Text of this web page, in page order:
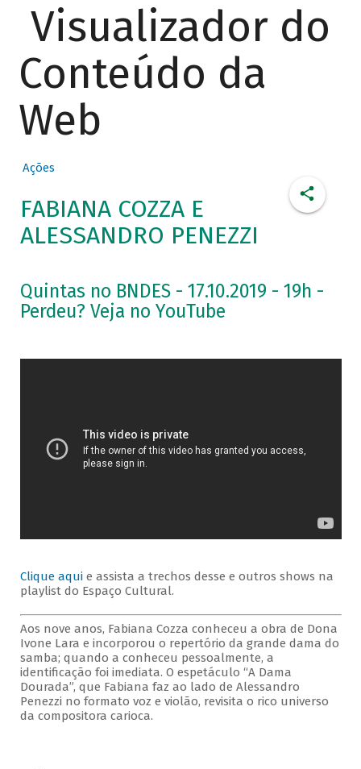
Visualizador do
Conteúdo da
Web
Ações
FABIANA COZZA E
ALESSANDRO PENEZZI
Quintas no BNDES - 17.10.2019 - 19h -
Perdeu? Veja no YouTube
Clique aquie assista a trechos desse e outros shows na
playlist do Espaço Cultural.
Aos nove anos, Fabiana Cozza conheceu a obra de Dona
Ivone Lara e incorporou o repertório da grande dama do
samba; quando a conheceu pessoalmente, a
identificação foi imediata. O espetáculo “A Dama
Dourada”, que Fabiana faz ao lado de Alessandro
Penezzi no formato voz e violão, revisita o rico universo
da compositora carioca.